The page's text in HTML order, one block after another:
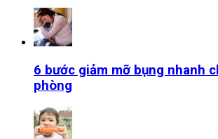
6 bước giảm mỡ bụng nhanh
phòng